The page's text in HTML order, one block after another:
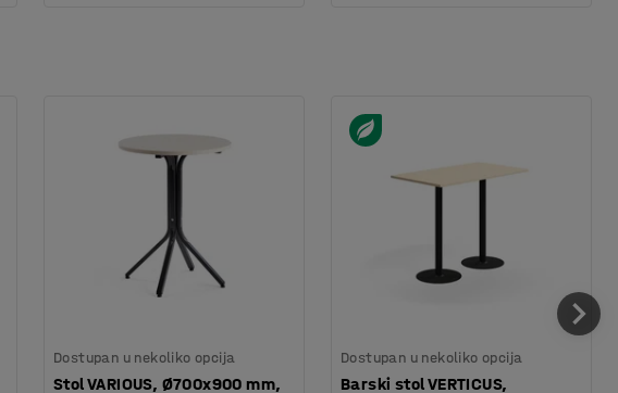
Dostupan u nekoliko opcija
Stol VARIOUS, Ø700x900 mm,
Dostupan u nekoliko opcija
Barski stol VERTICUS,